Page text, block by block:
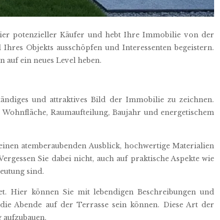
potenzieller Käufer und hebt Ihre Immobilie von der
Objekts ausschöpfen und Interessenten begeistern.
ein neues Level heben.
und attraktives Bild der Immobilie zu zeichnen.
Raumaufteilung, Baujahr und energetischem
atemberaubenden Ausblick, hochwertige Materialien
Sie dabei nicht, auch auf praktische Aspekte wie
sind.
Hier können Sie mit lebendigen Beschreibungen und
Abende auf der Terrasse sein können. Diese Art der